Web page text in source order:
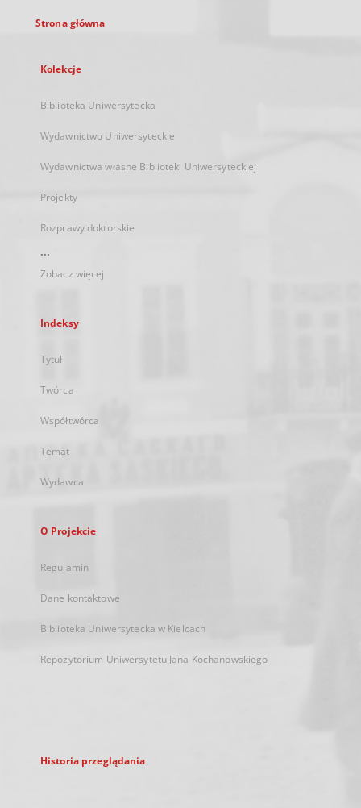
Strona główna
Kolekcje
Biblioteka Uniwersytecka
Wydawnictwo Uniwersyteckie
Wydawnictwa własne Biblioteki Uniwersyteckiej
Projekty
Rozprawy doktorskie
...
Zobacz więcej
Indeksy
Tytuł
Twórca
Współtwórca
Temat
Wydawca
O Projekcie
Regulamin
Dane kontaktowe
Biblioteka Uniwersytecka w Kielcach
Repozytorium Uniwersytetu Jana Kochanowskiego
Historia przeglądania